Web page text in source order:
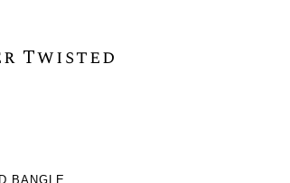
Twisted
BANGLE